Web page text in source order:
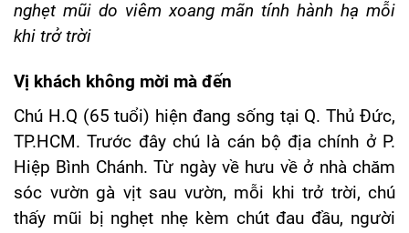
nghẹt mũi do viêm xoang mãn tính hành hạ mỗi
khi trở trời
Vị khách không mời mà đến
Chú H.Q (65 tuổi) hiện đang sống tại Q. Thủ Đức,
TP.HCM. Trước đây chú là cán bộ địa chính ở P.
Hiệp Bình Chánh. Từ ngày về hưu về ở nhà chăm
sóc vườn gà vịt sau vườn, mỗi khi trở trời, chú
thấy mũi bị nghẹt nhẹ kèm chút đau đầu, người